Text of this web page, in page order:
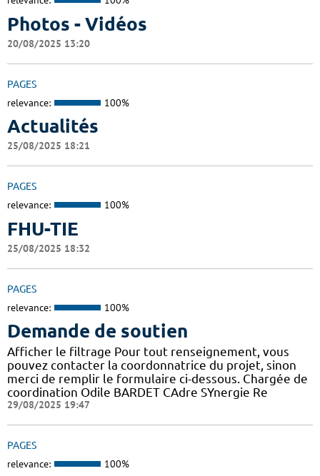
Photos - Vidéos
20/08/2025 13:20
PAGES
relevance: 100%
Actualités
25/08/2025 18:21
PAGES
relevance: 100%
FHU-TIE
25/08/2025 18:32
PAGES
relevance: 100%
Demande de soutien
Afficher le filtrage Pour tout renseignement, vous
pouvez contacter la coordonnatrice du projet, sinon
merci de remplir le formulaire ci-dessous. Chargée de
coordination Odile BARDET CAdre SYnergie Re
29/08/2025 19:47
PAGES
relevance: 100%